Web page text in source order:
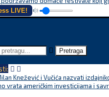
LIVE!
Pretraga
Knežević i Vučića nazvati
vrata američkim investicijama i